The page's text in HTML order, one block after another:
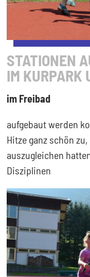
STATIONEN
IM KURPARK
im Freibad
aufgebaut werden
Hitze ganz schön
auszugleichen
Disziplinen